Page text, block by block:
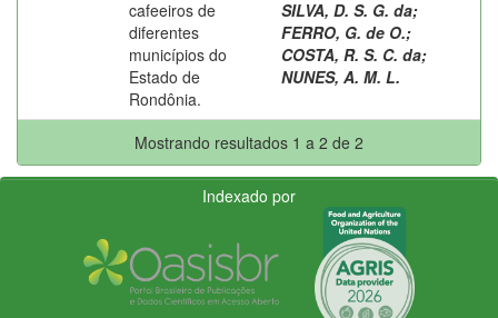
cafeeiros de
diferentes
municípios do
Estado de
Rondônia.
SILVA, D. S. G. da;
FERRO, G. de O.;
COSTA, R. S. C. da;
NUNES, A. M. L.
Mostrando resultados 1 a 2 de 2
Indexado por